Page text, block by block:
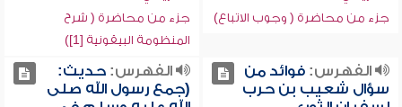
جزء من محاضرة ( وجوب الاتباع)
جزء من محاضرة ( شرح
المنظومة البيقونية [1])
الفهرس:فوائد من
سؤال شعيب بن حرب
الفهرس:حديث:
(جمع رسول الله صلى